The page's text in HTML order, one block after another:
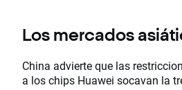
Los mercados
China advierte que las
a los chips Huawei socavan la